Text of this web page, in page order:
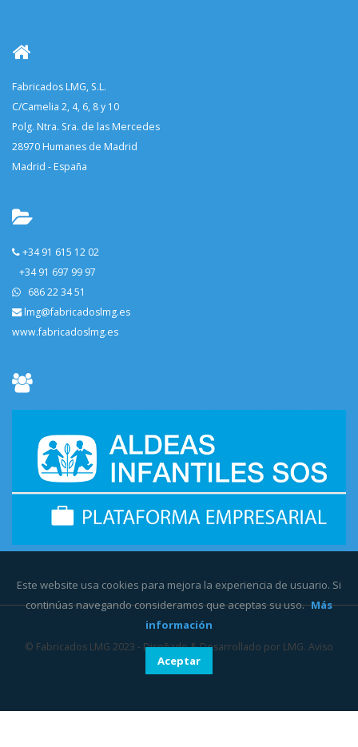
Fabricados LMG, S.L.
C/Camelia 2, 4, 6, 8 y 10
Polg. Ntra. Sra. de las Mercedes
28970 Humanes de Madrid
Madrid - España
+34 91 615 12 02
+34 91 697 99 97
686 22 34 51
lmg@fabricadoslmg.es
www.fabricadoslmg.es
© Fabricados LMG 2023 - Diseñado & Desarrollado por LMG. Aviso
Este website usa cookies para mejora la experiencia de usuario. Si
continúas navegando consideramos que aceptas su uso. Más
información
Aceptar